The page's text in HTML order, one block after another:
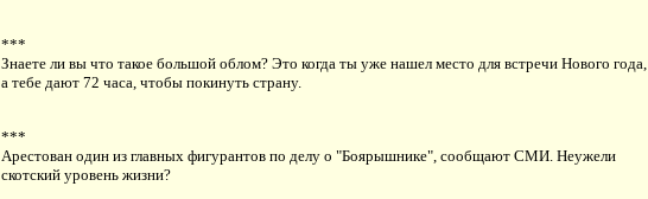
***
Знаете ли вы что такое большой облом? Это когда ты уже нашел место для встречи Нового года,
а тебе дают 72 часа, чтобы покинуть страну.
***
Арестован один из главных фигурантов по делу о "Боярышнике", сообщают СМИ. Неужели
скотский уровень жизни?